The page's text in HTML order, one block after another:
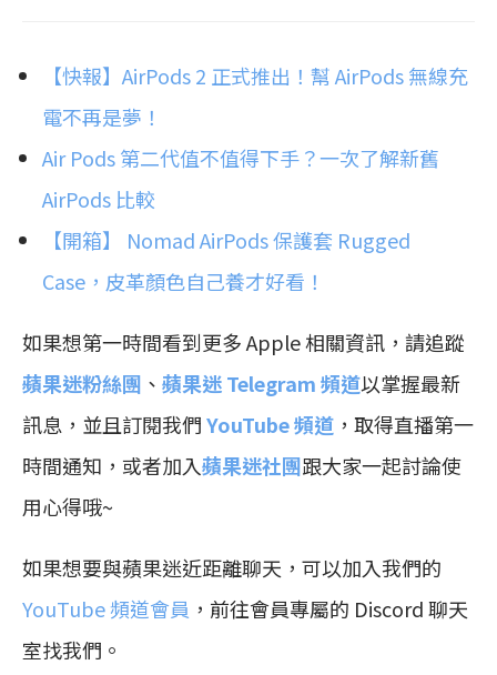
【快報】AirPods 2 正式推出！幫 AirPods 無線充
電不再是夢！
Air Pods 第二代值不值得下手？一次了解新舊
AirPods 比較
【開箱】 Nomad AirPods 保護套 Rugged
Case，皮革顏色自己養才好看！
如果想第一時間看到更多 Apple 相關資訊，請追蹤
蘋果迷粉絲團 、 蘋果迷 Telegram 頻道以掌握最新
訊息，並且訂閱我們YouTube 頻道 ，取得直播第一
時間通知，或者加入蘋果迷社團跟大家一起討論使
用心得哦~
如果想要與蘋果迷近距離聊天，可以加入我們的
YouTube 頻道會員 ，前往會員專屬的 Discord 聊天
室找我們。